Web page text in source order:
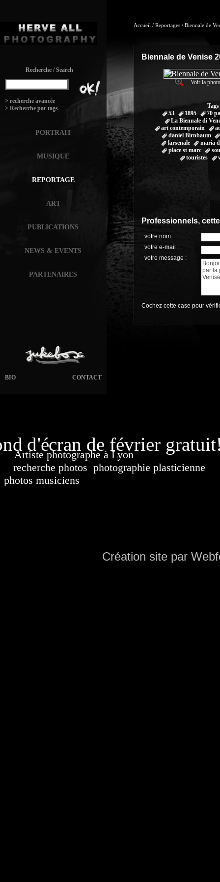
Recherche / Search
> recherche avancée
> Recherche par tags
PORTRAIT
MUSIQUE
REPORTAGE
ART
PUBLICATIONS
NEWS & EVENTS
PARTENAIRES
CONTACT
BIO
Accueil / Reportages / Biennale de
Biennale de Venise
Voir la
53
1895
70
La Biennale di
art contemporain
daniel Birnbaum
larsenale
maria
place st marc
touristes
Professionnels,
votre nom :
votre e-mail :
votre message :
Cochez cette case pour
d'écran de février
Artiste photographe à LyonFrance. Banque
recherche photos photographie plasticienne
photos musiciens
Création site par